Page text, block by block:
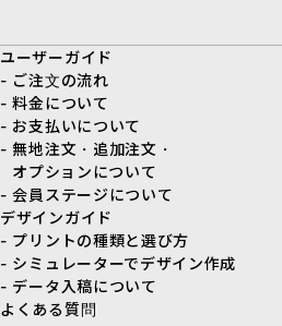
ユーザーガイド
- ご注文の流れ
- 料金について
- お支払いについて
- 無地注文・追加注文・
オプションについて
- 会員ステージについて
デザインガイド
- プリントの種類と選び方
- シミュレーターでデザイン作成
- データ入稿について
よくある質問